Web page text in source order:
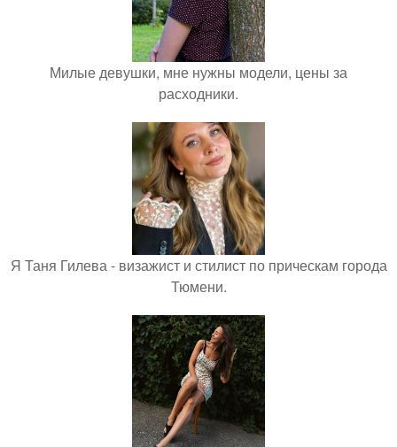
Милые девушки, мне нужны модели, цены за
расходники.
Я Таня Гилева - визажист и стилист по прическам города
Тюмени.